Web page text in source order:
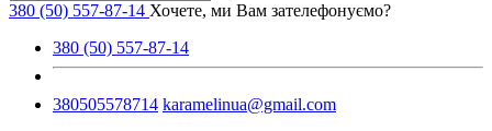
380 (50) 557-87-14 Хочете, ми Вам зателефонуємо?
380 (50) 557-87-14
380505578714 karamelinua@gmail.com